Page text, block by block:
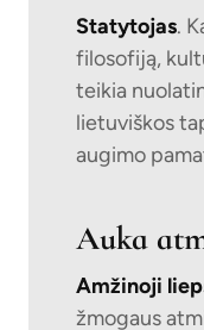
Statytojas.
filosofiją,
teikia
lietuviškos
augimo
Auka
Amžinoji
žmogaus